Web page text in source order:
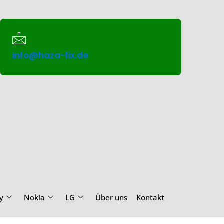
info@haza-fix.de
Nokia LG Über uns Kontakt